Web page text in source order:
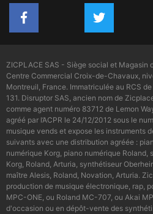
ZICPLACE SAS - Siège social et Magasin
Centre Commercial Croix-de-Chavaux,
Montreuil, France. Immatriculée au RCS
131. Disruptor SAS, ancien nom de
comme agent numéro 83712 de Lemon
agréé par l’ACPR le 24/12/2012 sous le
musique vends et expose les instruments
suivants avec une distribution agréée :
numérique Korg, piano numérique
Korg, Roland, Arturia, synthétiseur
maître Alesis, Roland, Novation, Arturia.
production de musique électronique, rap,
MPC-ONE, ou Roland MC-707, ou Akai
d'occasion ou en dépôt-vente des